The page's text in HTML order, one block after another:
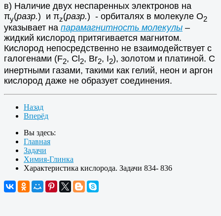
в) Наличие двух неспаренных электронов на
πу(разр.) и πz(разр.) - орбиталях в молекуле О2
указывает на парамагнитность молекулы –
жидкий кислород притягивается магнитом.
Кислород непосредственно не взаимодействует с
галогенами (F2, Cl 2, Br2, I2), золотом и платиной. С
инертными газами, такими как гелий, неон и аргон
кислород даже не образует соединения.
Назад
Вперёд
Вы здесь:
Главная
Задачи
Химия-Глинка
Характеристика кислорода. Задачи 834- 836